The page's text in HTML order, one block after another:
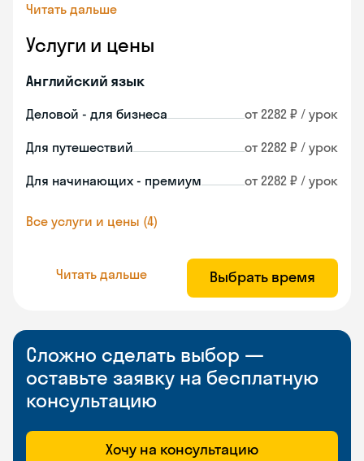
Читать дальше
Услуги и цены
Английский язык
Деловой - для бизнеса от 2282 ₽ / урок
Для путешествий от 2282 ₽ / урок
Для начинающих - премиум от 2282 ₽ / урок
Все услуги и цены (4)
Читать дальше Выбрать время
Сложно сделать выбор —
оставьте заявку на бесплатную
консультацию
Хочу на консультацию